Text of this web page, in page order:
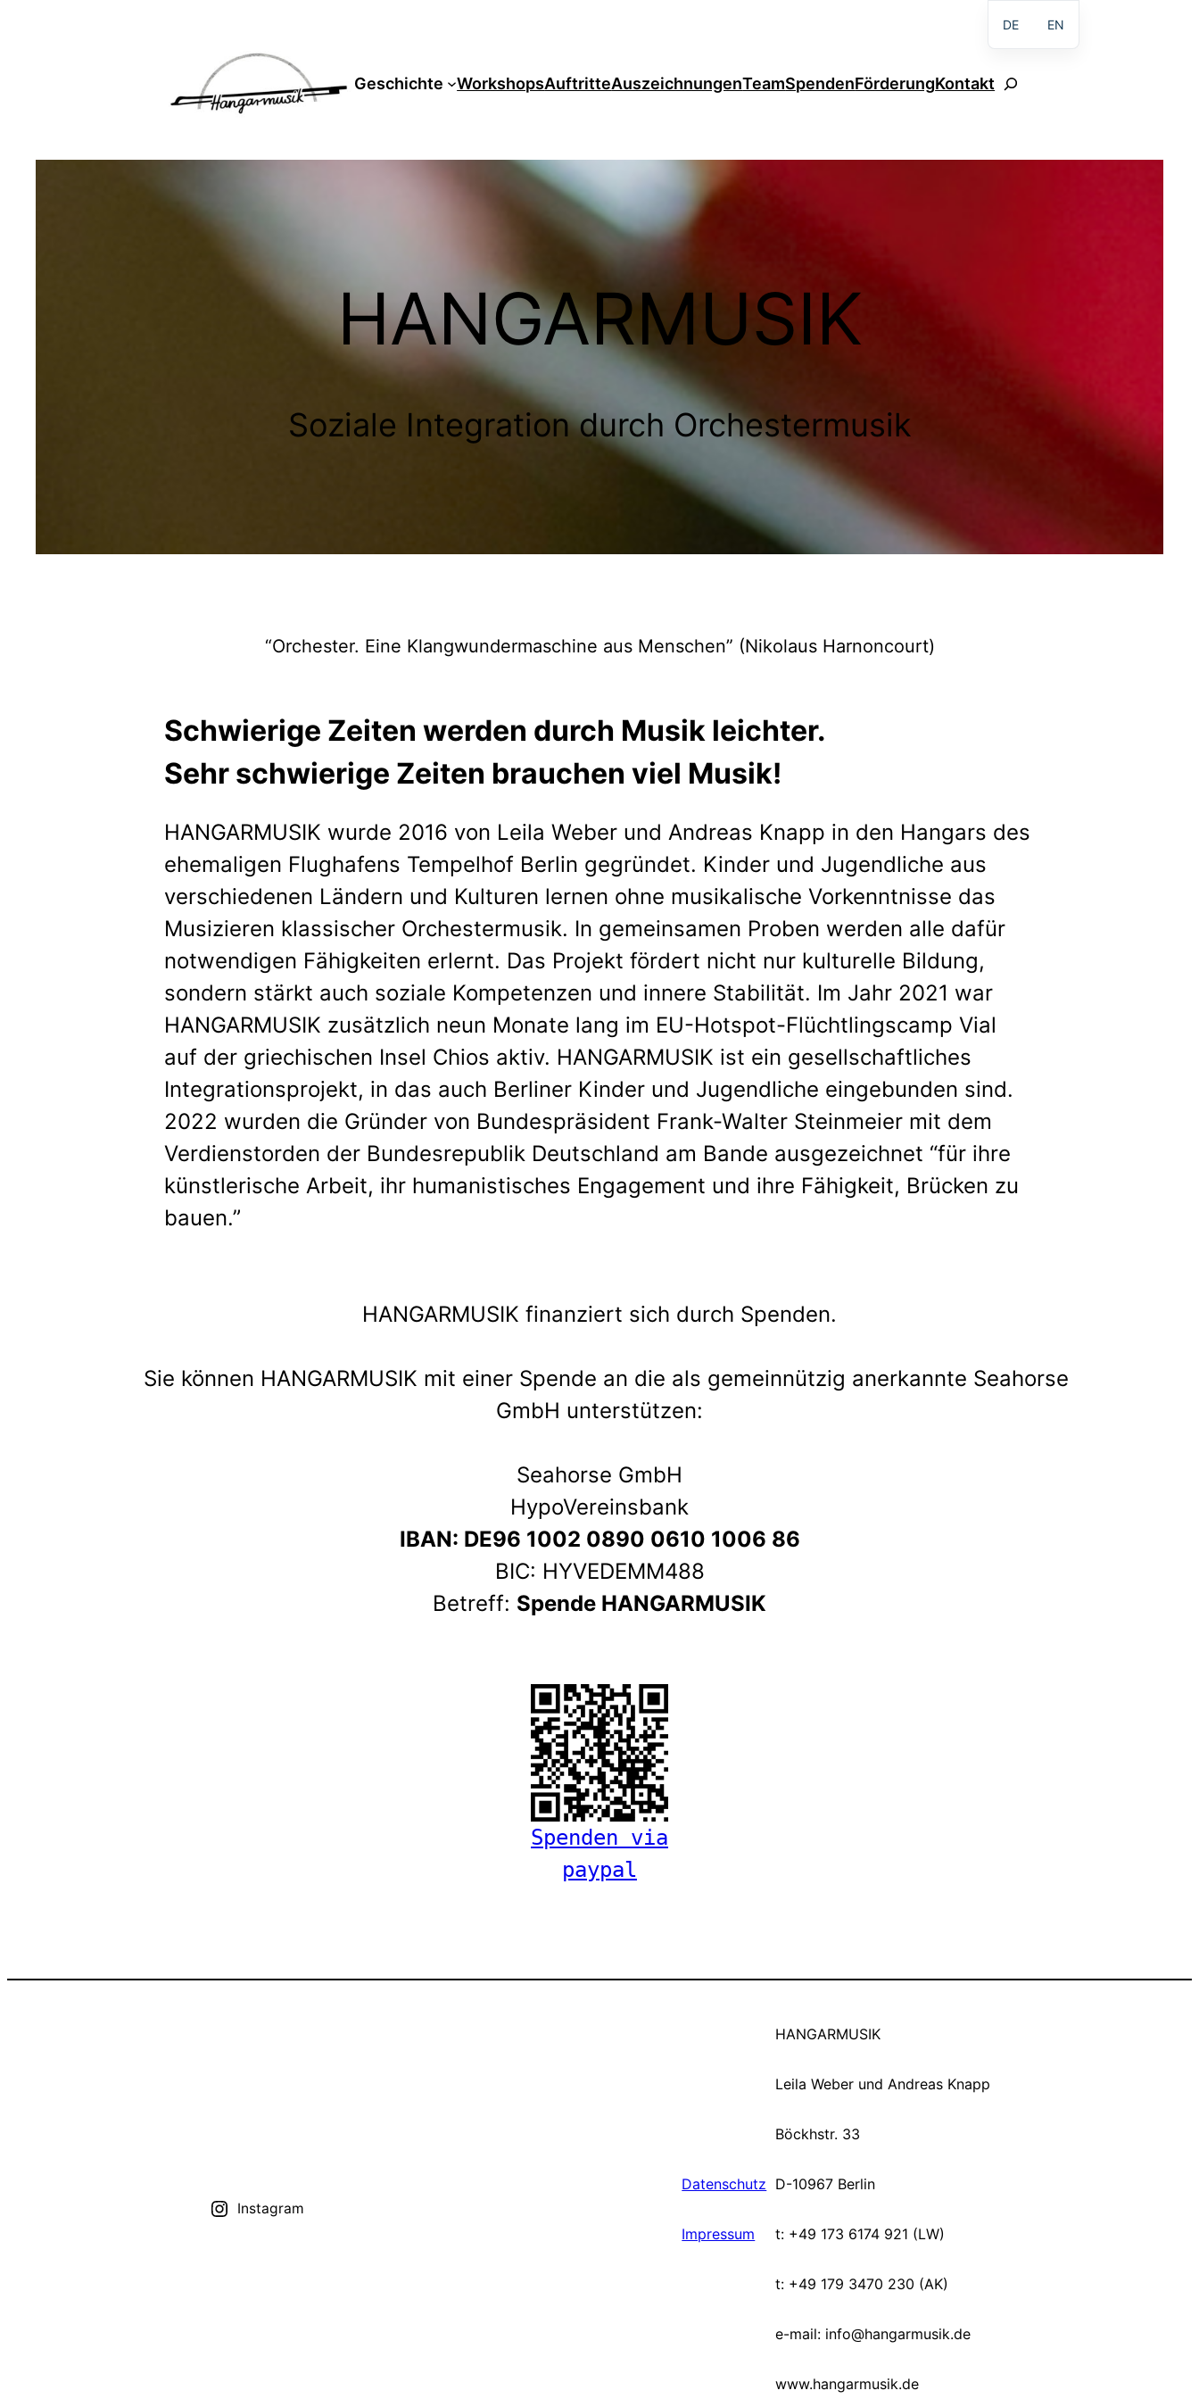
Geschichte WorkshopsAuftritteAuszeichnungenTeamSpendenFörderungKontakt Suchen
HANGARMUSIK
Soziale Integration durch Orchestermusik
“Orchester. Eine Klangwundermaschine aus Menschen” (Nikolaus Harnoncourt)
Schwierige Zeiten werden durch Musik leichter.
Sehr schwierige Zeiten brauchen viel Musik!
HANGARMUSIK wurde 2016 von Leila Weber und Andreas Knapp in den Hangars des
ehemaligen Flughafens Tempelhof Berlin gegründet. Kinder und Jugendliche aus
verschiedenen Ländern und Kulturen lernen ohne musikalische Vorkenntnisse das
Musizieren klassischer Orchestermusik. In gemeinsamen Proben werden alle dafür
notwendigen Fähigkeiten erlernt. Das Projekt fördert nicht nur kulturelle Bildung,
sondern stärkt auch soziale Kompetenzen und innere Stabilität. Im Jahr 2021 war
HANGARMUSIK zusätzlich neun Monate lang im EU-Hotspot-Flüchtlingscamp Vial
auf der griechischen Insel Chios aktiv. HANGARMUSIK ist ein gesellschaftliches
Integrationsprojekt, in das auch Berliner Kinder und Jugendliche eingebunden sind.
2022 wurden die Gründer von Bundespräsident Frank-Walter Steinmeier mit dem
Verdienstorden der Bundesrepublik Deutschland am Bande ausgezeichnet “für ihre
künstlerische Arbeit, ihr humanistisches Engagement und ihre Fähigkeit, Brücken zu
bauen.”
HANGARMUSIK finanziert sich durch Spenden.
Sie können HANGARMUSIK mit einer Spende an die als gemeinnützig anerkannte Seahorse
GmbH unterstützen:
Seahorse GmbH
HypoVereinsbank
IBAN: DE96 1002 0890 0610 1006 86
BIC: HYVEDEMM488
Betreff: Spende HANGARMUSIK
Spenden via
paypal
Instagram
Datenschutz
Impressum
HANGARMUSIK
Leila Weber und Andreas Knapp
Böckhstr. 33
D-10967 Berlin
t: +49 173 6174 921 (LW)
t: +49 179 3470 230 (AK)
e-mail: info@hangarmusik.de
www.hangarmusik.de
DE EN